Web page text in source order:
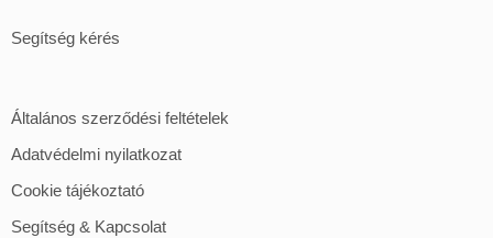
Segítség kérés
Általános szerződési feltételek
Adatvédelmi nyilatkozat
Cookie tájékoztató
Segítség & Kapcsolat